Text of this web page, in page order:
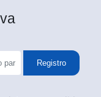
Registro